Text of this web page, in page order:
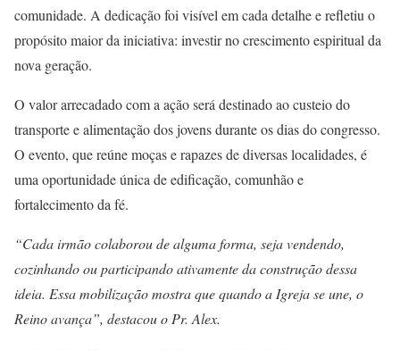
comunidade. A dedicação foi visível em cada detalhe e refletiu o
propósito maior da iniciativa: investir no crescimento espiritual da
nova geração.
O valor arrecadado com a ação será destinado ao custeio do
transporte e alimentação dos jovens durante os dias do congresso.
O evento, que reúne moças e rapazes de diversas localidades, é
uma oportunidade única de edificação, comunhão e
fortalecimento da fé.
“Cada irmão colaborou de alguma forma, seja vendendo,
cozinhando ou participando ativamente da construção dessa
ideia. Essa mobilização mostra que quando a Igreja se une, o
Reino avança”, destacou o Pr. Alex.